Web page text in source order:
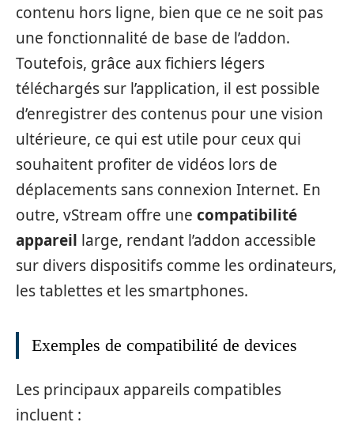
contenu hors ligne, bien que ce ne soit pas
une fonctionnalité de base de l’addon.
Toutefois, grâce aux fichiers légers
téléchargés sur l’application, il est possible
d’enregistrer des contenus pour une vision
ultérieure, ce qui est utile pour ceux qui
souhaitent profiter de vidéos lors de
déplacements sans connexion Internet. En
outre, vStream offre une compatibilité
appareil large, rendant l’addon accessible
sur divers dispositifs comme les ordinateurs,
les tablettes et les smartphones.
Exemples de compatibilité de devices
Les principaux appareils compatibles
incluent :